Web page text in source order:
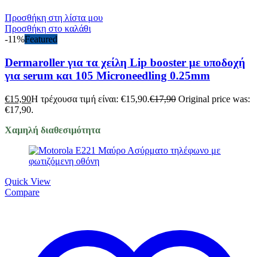
Προσθήκη στη λίστα μου
Προσθήκη στο καλάθι
-11%Featured
Dermaroller για τα χείλη Lip booster με υποδοχή
για serum και 105 Microneedling 0.25mm
€15,90Η τρέχουσα τιμή είναι: €15,90.€17,90 Original price was:
€17,90.
Χαμηλή διαθεσιμότητα
Quick View
Compare